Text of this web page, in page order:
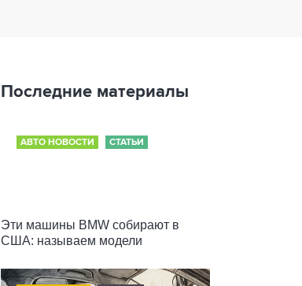
Последние материалы
АВТО НОВОСТИ СТАТЬИ
Эти машины BMW собирают в
США: называем модели